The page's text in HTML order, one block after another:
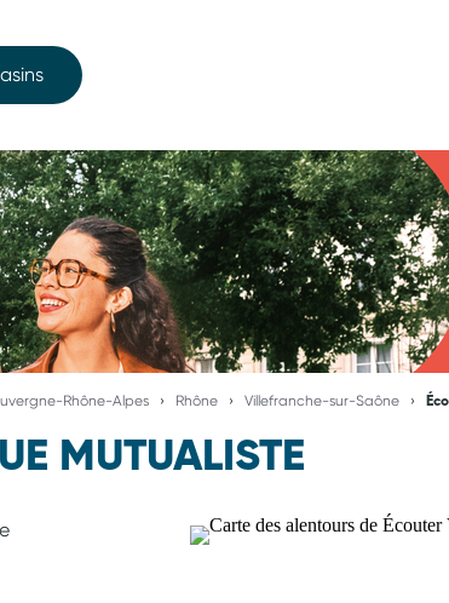
Rhône-Alpes Rhône Villefranche-sur-Saône
MUTUALISTE